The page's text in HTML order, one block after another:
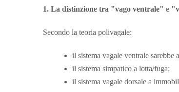
1. La distinzione tra "vago ventrale" e
Secondo la teoria polivagale:
il sistema vagale ventrale sarebbe
il sistema simpatico a lotta/fuga;
il sistema vagale dorsale a